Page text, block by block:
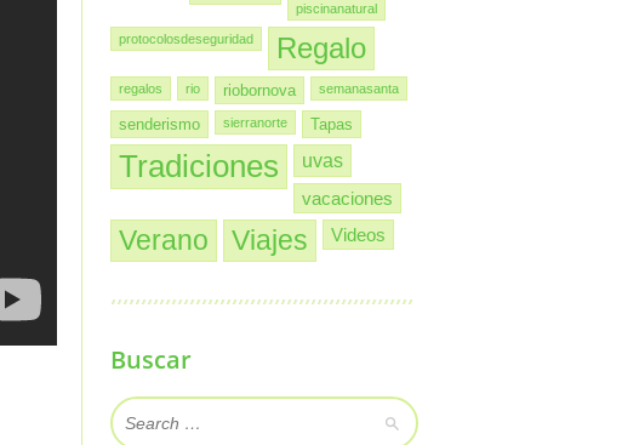
piscinanatural
protocolosdeseguridad Regalo
regalos rio riobornova semanasanta
senderismo sierranorte Tapas
Tradiciones uvas
vacaciones
Verano Viajes Videos
Buscar